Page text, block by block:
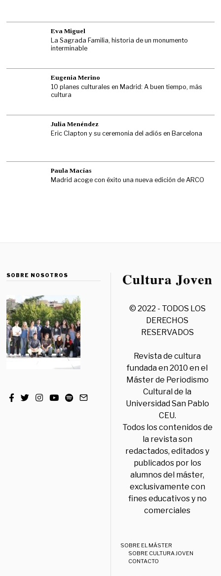
Eva Miguel
La Sagrada Familia, historia de un monumento
interminable
Eugenia Merino
10 planes culturales en Madrid: A buen tiempo, más
cultura
Julia Menéndez
Eric Clapton y su ceremonia del adiós en Barcelona
Paula Macías
Madrid acoge con éxito una nueva edición de ARCO
SOBRE NOSOTROS
© 2022 - TODOS LOS
DERECHOS
RESERVADOS
Revista de cultura
fundada en 2010 en el
Máster de Periodismo
Cultural de la
Universidad San Pablo
CEU.
Todos los contenidos de
la revista son
redactados, editados y
publicados por los
alumnos del máster,
exclusivamente con
fines educativos y no
comerciales
SOBRE EL MÁSTER
SOBRE CULTURA JOVEN
CONTACTO